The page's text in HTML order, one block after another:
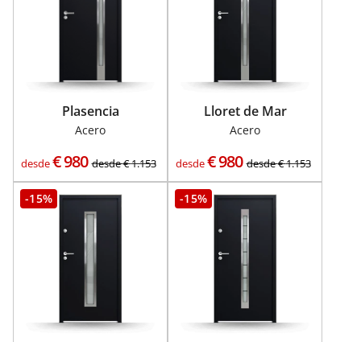
Plasencia
Acero
desde€980 desde€1.153
Lloret de Mar
Acero
desde€980 desde€1.153
-15% -15%